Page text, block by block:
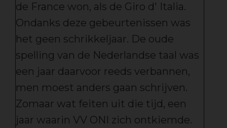
de France won, als de Giro d' Italia.
Ondanks deze gebeurtenissen was
het geen schrikkeljaar. De oude
spelling van de Nederlandse taal was
een jaar daarvoor reeds verbannen,
men moest anders gaan schrijven.
Zomaar wat feiten uit die tijd, een
jaar waarin VV ONI zich ontkiemde.